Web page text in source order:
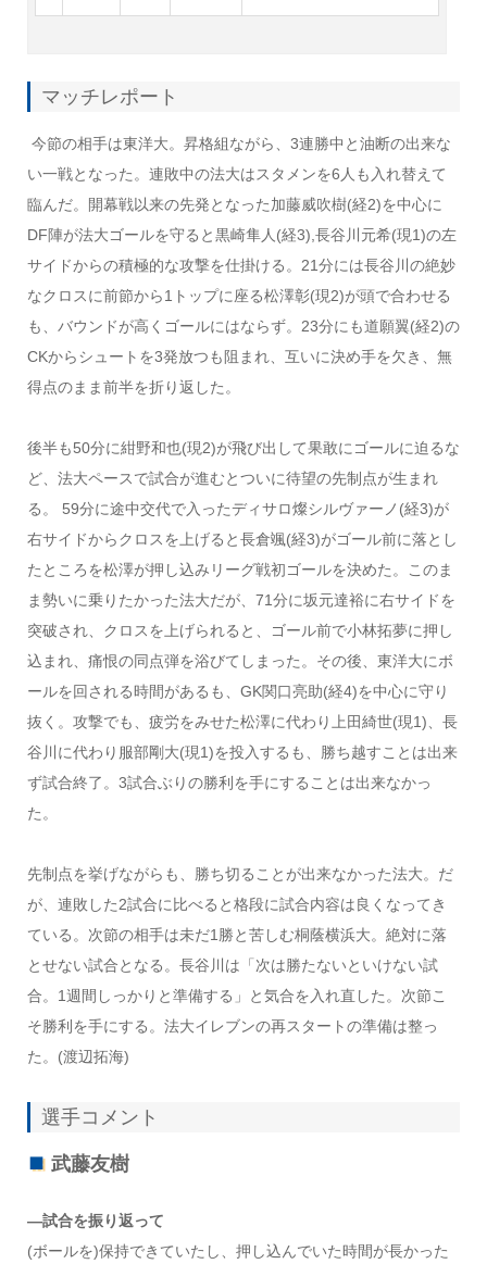
マッチレポート
今節の相手は東洋大。昇格組ながら、3連勝中と油断の出来な
い一戦となった。連敗中の法大はスタメンを6人も入れ替えて
臨んだ。開幕戦以来の先発となった加藤威吹樹(経2)を中心に
DF陣が法大ゴールを守ると黒崎隼人(経3),長谷川元希(現1)の左
サイドからの積極的な攻撃を仕掛ける。21分には長谷川の絶妙
なクロスに前節から1トップに座る松澤彰(現2)が頭で合わせる
も、バウンドが高くゴールにはならず。23分にも道願翼(経2)の
CKからシュートを3発放つも阻まれ、互いに決め手を欠き、無
得点のまま前半を折り返した。
後半も50分に紺野和也(現2)が飛び出して果敢にゴールに迫るな
ど、法大ペースで試合が進むとついに待望の先制点が生まれ
る。 59分に途中交代で入ったディサロ燦シルヴァーノ(経3)が
右サイドからクロスを上げると長倉颯(経3)がゴール前に落とし
たところを松澤が押し込みリーグ戦初ゴールを決めた。このま
ま勢いに乗りたかった法大だが、71分に坂元達裕に右サイドを
突破され、クロスを上げられると、ゴール前で小林拓夢に押し
込まれ、痛恨の同点弾を浴びてしまった。その後、東洋大にボ
ールを回される時間があるも、GK関口亮助(経4)を中心に守り
抜く。攻撃でも、疲労をみせた松澤に代わり上田綺世(現1)、長
谷川に代わり服部剛大(現1)を投入するも、勝ち越すことは出来
ず試合終了。3試合ぶりの勝利を手にすることは出来なかっ
た。
先制点を挙げながらも、勝ち切ることが出来なかった法大。だ
が、連敗した2試合に比べると格段に試合内容は良くなってき
ている。次節の相手は未だ1勝と苦しむ桐蔭横浜大。絶対に落
とせない試合となる。長谷川は「次は勝たないといけない試
合。1週間しっかりと準備する」と気合を入れ直した。次節こ
そ勝利を手にする。法大イレブンの再スタートの準備は整っ
た。(渡辺拓海)
選手コメント
武藤友樹
―試合を振り返って
(ボールを)保持できていたし、押し込んでいた時間が長かった